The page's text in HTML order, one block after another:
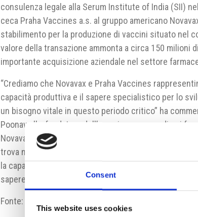
Consent
This website uses cookies
consulenza legale alla Serum Institute of India (SII)
ceca Praha Vaccines a.s. al gruppo americano
stabilimento per la produzione di vaccini situato nel
valore della transazione ammonta a circa 150 milioni
importante acquisizione aziendale nel settore
“Crediamo che Novavax e Praha Vaccines
capacità produttiva e il sapere specialistico per lo
un bisogno vitale in questo periodo critico” ha
Poonawalla, fondatore dell’omonimo gruppo, di cui fa
Novavax vorrebbe produrre in Boemia il suo vaccino
trova nello stadio di sperimentazione clinica. Grazie
la capacità produttiva potrà salire a oltre un miliardo
sapere Novavax.
Fonte: